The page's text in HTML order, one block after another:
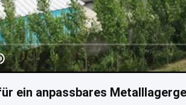
ein anpassbares